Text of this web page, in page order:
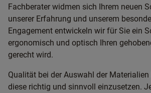
Fachberater widmen sich Ihrem neuen
unserer Erfahrung und unserem
Engagement entwickeln wir für Sie ein
ergonomisch und optisch Ihren
gerecht wird.
Qualität bei der Auswahl der
diese richtig und sinnvoll einzusetzen.